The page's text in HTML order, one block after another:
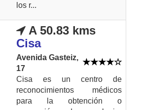
los r...
A 50.83 kms
Cisa
Avenida Gasteiz,
17
Cisa es un centro de
reconocimientos médicos
para la obtención o